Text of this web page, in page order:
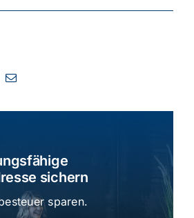
sichern
sparen.